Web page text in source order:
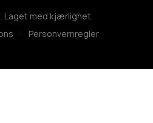
Laget med kjærlighet.
· Personvernregler